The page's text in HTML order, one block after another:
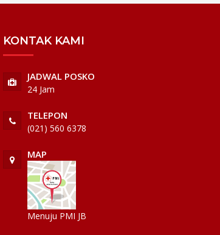
KONTAK KAMI
JADWAL POSKO
24 Jam
TELEPON
(021) 560 6378
MAP
Menuju PMI JB